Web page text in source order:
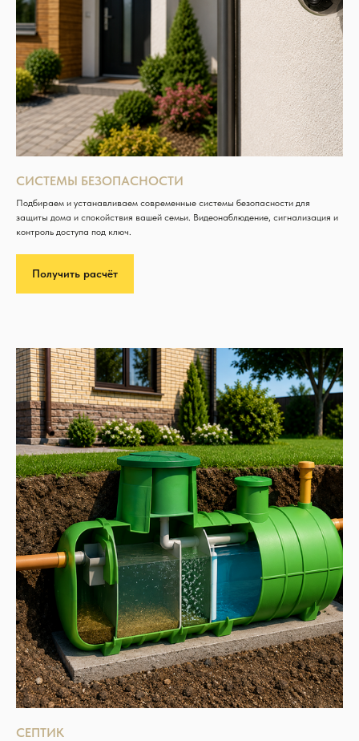
СИСТЕМЫ БЕЗОПАСНОСТИ
Подбираем и устанавливаем современные системы безопасности для
защиты дома и спокойствия вашей семьи. Видеонаблюдение, сигнализация и
контроль доступа под ключ.
Получить расчёт
СЕПТИК